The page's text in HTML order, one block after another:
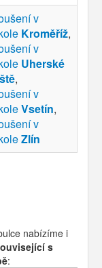
v
Kroměříž,
v
Uherské
,
v
Vsetín,
v
Zlín
nabízíme i
s
: